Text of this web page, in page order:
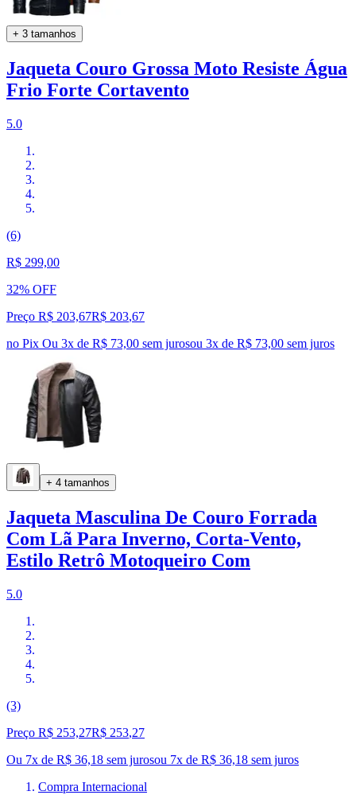
+ 3 tamanhos
Jaqueta Couro Grossa Moto Resiste Água
Frio Forte Cortavento
5.0
(6)
R$ 299,00
32% OFF
Preço R$ 203,67R$ 203,67
no Pix Ou 3x de R$ 73,00 sem jurosou 3x de R$ 73,00 sem juros
+ 4 tamanhos
Jaqueta Masculina De Couro Forrada
Com Lã Para Inverno, Corta-Vento,
Estilo Retrô Motoqueiro Com
5.0
(3)
Preço R$ 253,27R$ 253,27
Ou 7x de R$ 36,18 sem jurosou 7x de R$ 36,18 sem juros
Compra Internacional